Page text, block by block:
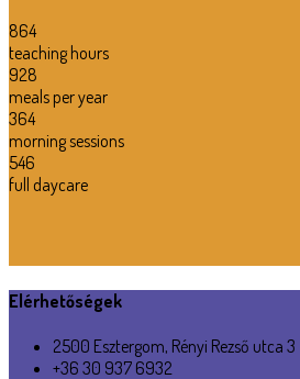
864
teaching hours
928
meals per year
364
morning sessions
546
full daycare
Elérhetőségek
2500 Esztergom, Rényi Rezső utca 3
+36 30 937 6932